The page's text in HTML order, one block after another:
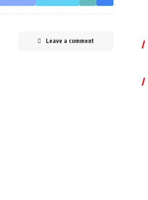
Leave a comment